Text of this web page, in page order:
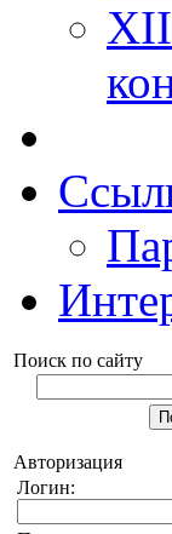
Поиск по сайту
Авторизация
Логин: